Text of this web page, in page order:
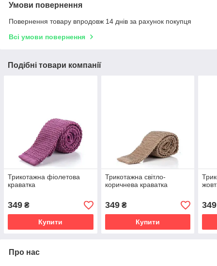
Умови повернення
Повернення товару впродовж 14 днів за рахунок покупця
Всі умови повернення
Подібні товари компанії
Трикотажна фіолетова
краватка
349 ₴
Купити
Трикотажна світло-
коричнева краватка
349₴
Купити
349
Про нас